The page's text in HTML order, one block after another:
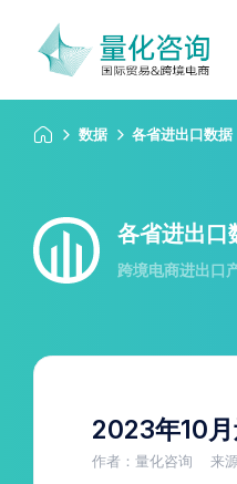
数据 各省进出口数据
各省进出口
跨境电商进出口
2023年10
作者：量化咨询 来